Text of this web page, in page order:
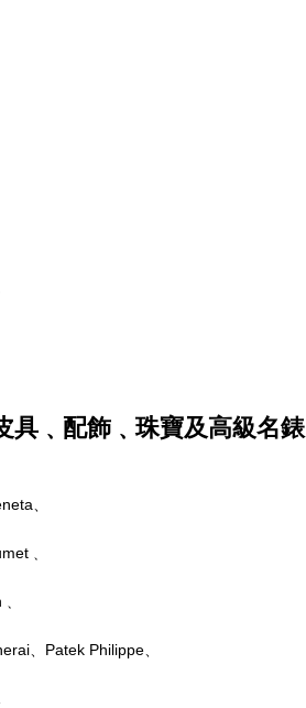
具﹑配飾﹑珠寶及高級名錶
、
、Patek Philippe、